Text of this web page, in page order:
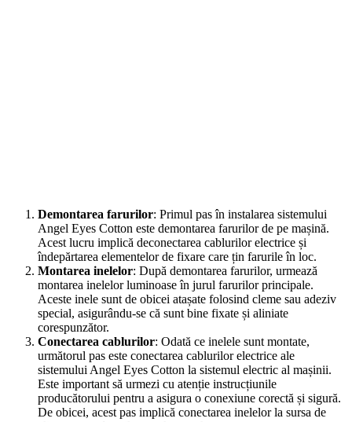
Demontarea farurilor: Primul pas în instalarea sistemului
Angel Eyes Cotton este demontarea farurilor de pe mașină.
Acest lucru implică deconectarea cablurilor electrice și
îndepărtarea elementelor de fixare care țin farurile în loc.
Montarea inelelor: După demontarea farurilor, urmează
montarea inelelor luminoase în jurul farurilor principale.
Aceste inele sunt de obicei atașate folosind cleme sau adeziv
special, asigurându-se că sunt bine fixate și aliniate
corespunzător.
Conectarea cablurilor: Odată ce inelele sunt montate,
următorul pas este conectarea cablurilor electrice ale
sistemului Angel Eyes Cotton la sistemul electric al mașinii.
Este important să urmezi cu atenție instrucțiunile
producătorului pentru a asigura o conexiune corectă și sigură.
De obicei, acest pas implică conectarea inelelor la sursa de